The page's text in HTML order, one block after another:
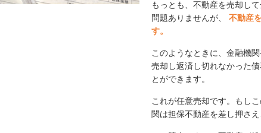
もっとも、不動産を売却し
問題ありませんが、 不動産
す。
このようなときに、金融機
売却し返済し切れなかった
とができます。
これが任意売却です。もし
関は担保不動産を差し押さ